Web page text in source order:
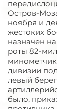
Остров-
ноября и
жестоких
назначен
роты 82-
дивизии
левый
было,